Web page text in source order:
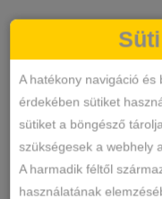
Csipke
Vékony
Szivacsos
Melltartó
E
-
SKU
KATEGÓRIA
A hatékony navigáció
érdekében sütiket
sütiket a böngésző
szükségesek a webhely
A harmadik féltől
használatának